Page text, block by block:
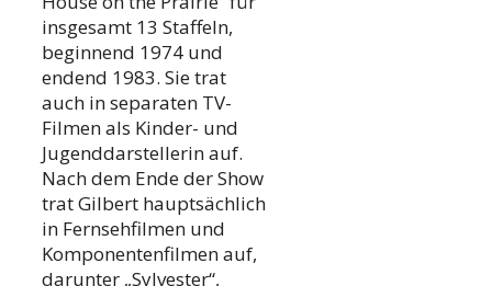
insgesamt 13 Staffeln,
beginnend 1974 und
endend 1983. Sie trat
auch in separaten TV-
Filmen als Kinder- und
Jugenddarstellerin auf.
Nach dem Ende der Show
trat Gilbert hauptsächlich
in Fernsehfilmen und
Komponentenfilmen auf,
darunter „Sylvester“,